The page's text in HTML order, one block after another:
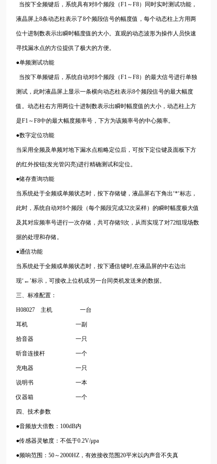
当按下全频键后，系统具有对8个频段（F1～F8）同时实时测试功能，
液晶屏上8条动态柱表示了8个频段信号的幅度值，每个动态柱上方用两
位十进制数表示出瞬时幅度值的大小。直观的动态波形为操作人员快速
寻找漏水点的方位提供了极大的方便。
●单频测试功能
当按下单频键后，系统自动对8个频段（F1～F8）的最大信号进行单独
测试，此时液晶屏上显示一条横向动态柱表示8个频段信号的最大幅度
值。动态柱右方用两位十进制数表示出瞬时幅度值的大小，动态柱上方
是F1～F8中的最大幅度频率号，下方为该频率号的中心频率。
●数字定位功能
当采用全频及单频对地下漏水点粗略定位后，可按下定位键及面板下方
的红外按钮(发光管闪亮)进行精确测试和定位。
●储存查询功能
当系统处于全频或单频状态时，按下存储键，液晶屏右下角出‘*‘标志，
此时，系统自动对8个频段（每个频段完成32次采样）的瞬时幅度极大值
及其对应频率号进行一次存储，共可存储9次，从而实现了对72组现场数
据的处理和存储。
●通信功能
当系统处于全频或单频状态时，按下通信键时,在液晶屏的中右边出
现‘←’标示，可接收上位机或另一台同类机发送来的数据。
三、标准配置：
H08027 主机 一台
耳机 一副
拾音器 一只
听音连接杆 一个
充电器 一只
说明书 一本
仪器箱 一个
四、技术参数
●音频放大倍数：100dB内
●传感器灵敏度：不低于0.2V/μpa
●频响范围：50～2000HZ，有效接收范围20平米以内声音不失真